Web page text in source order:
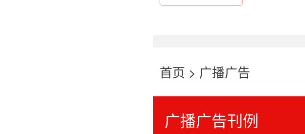
首页 > 广播广告
广播广告刊例